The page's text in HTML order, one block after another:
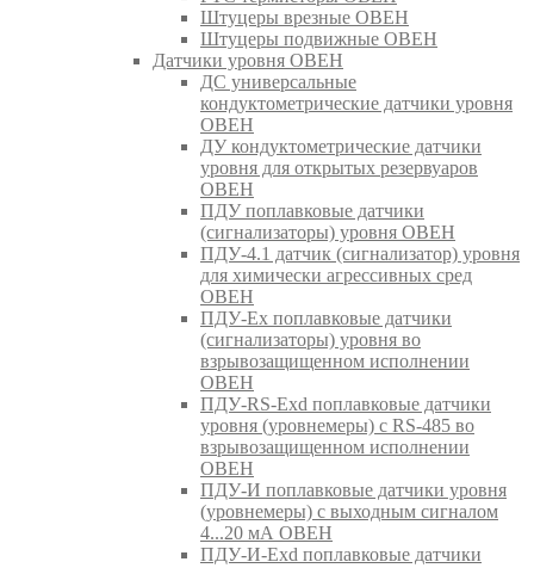
Штуцеры врезные ОВЕН
Штуцеры подвижные ОВЕН
Датчики уровня ОВЕН
ДС универсальные
кондуктометрические датчики уровня
ОВЕН
ДУ кондуктометрические датчики
уровня для открытых резервуаров
ОВЕН
ПДУ поплавковые датчики
(сигнализаторы) уровня ОВЕН
ПДУ-4.1 датчик (сигнализатор) уровня
для химически агрессивных сред
ОВЕН
ПДУ-Ex поплавковые датчики
(сигнализаторы) уровня во
взрывозащищенном исполнении
ОВЕН
ПДУ-RS-Exd поплавковые датчики
уровня (уровнемеры) с RS-485 во
взрывозащищенном исполнении
ОВЕН
ПДУ-И поплавковые датчики уровня
(уровнемеры) с выходным сигналом
4...20 мА ОВЕН
ПДУ-И-Exd поплавковые датчики